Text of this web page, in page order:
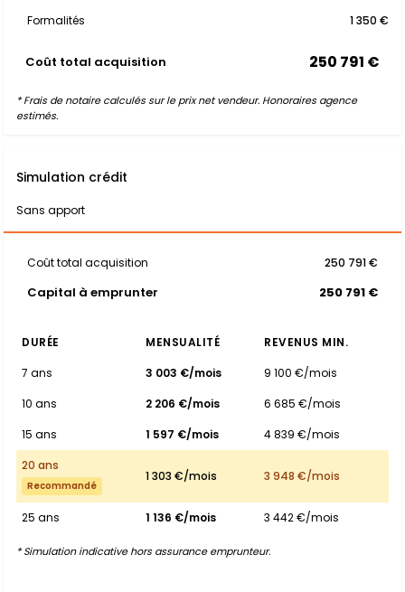
Formalités
1 350 €
Coût total acquisition 250 791 €
* Frais de notaire calculés sur le prix net vendeur. Honoraires agence
estimés.
Simulation crédit
Sans apport
Coût total acquisition 250 791 €
Capital à emprunter 250 791 €
DURÉE MENSUALITÉ
REVENUS MIN.
7 ans
3 003 €/mois
9 100 €/mois
10 ans
2 206 €/mois
6 685 €/mois
15 ans
1 597 €/mois
4 839 €/mois
20 ans
Recommandé
1 303 €/mois 3 948 €/mois
25 ans 1 136 €/mois 3 442 €/mois
* Simulation indicative hors assurance emprunteur.